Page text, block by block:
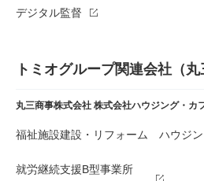
デジタル監督
トミオグループ関連会社（丸
丸三商事株式会社 株式会社ハウジング・カ
福祉施設建設・リフォーム ハウジン
就労継続支援B型事業所